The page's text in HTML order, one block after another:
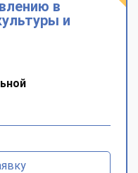
в
и